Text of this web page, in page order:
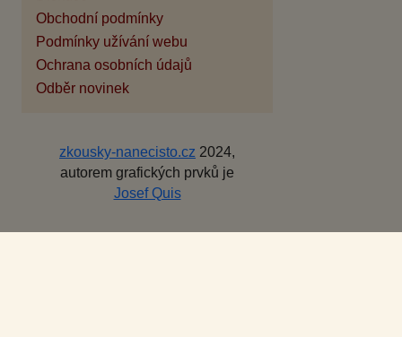
Obchodní podmínky
Podmínky užívání webu
Ochrana osobních údajů
Odběr novinek
zkousky-nanecisto.cz 2024,
autorem grafických prvků je
Josef Quis